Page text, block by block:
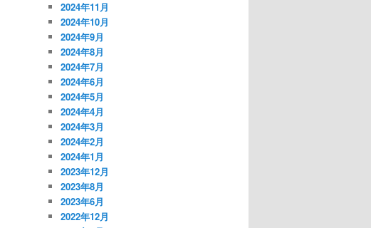
2024年11月
2024年10月
2024年9月
2024年8月
2024年7月
2024年6月
2024年5月
2024年4月
2024年3月
2024年2月
2024年1月
2023年12月
2023年8月
2023年6月
2022年12月